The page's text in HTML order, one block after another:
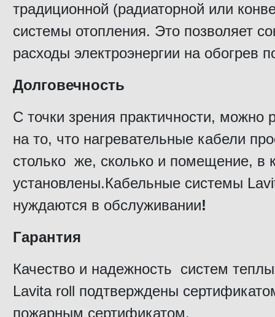
традиционной (радиаторной или
системы отопления. Это позволяет
расходы электроэнергии на обогрев
Долговечность
С точки зрения практичности, можно
на то, что нагревательные кабели
столько же, сколько и помещение, в
установлены.Кабельные системы
нуждаются в обслуживании!
Гарантия
Качество и надежность систем
Lavita roll подтверждены
пожарным сертификатом.